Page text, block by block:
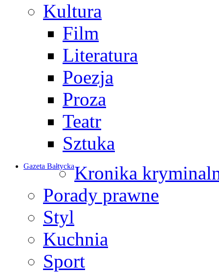
Kultura
Film
Literatura
Poezja
Proza
Teatr
Sztuka
Gazeta BałtyckaKronika
Porady prawne
Styl
Kuchnia
Sport